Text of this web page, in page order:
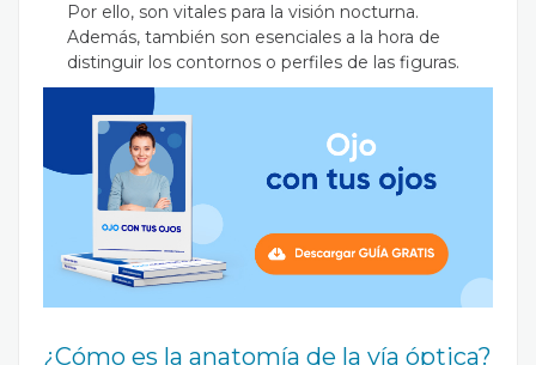
Por ello, son vitales para la visión nocturna.
Además, también son esenciales a la hora de
distinguir los contornos o perfiles de las figuras.
¿Cómo es la anatomía de la vía óptica?